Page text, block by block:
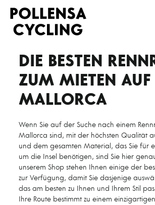
DIE BESTEN
ZUM MIETEN AUF
MALLORCA
Wenn Sie auf der Suche nach einem
Mallorca sind, mit der höchsten Qualität
und dem gesamten Material, das Sie für
um die Insel benötigen, sind Sie hier
unserem Shop stehen Ihnen einige der
zur Verfügung, damit Sie dasjenige
das am besten zu Ihnen und Ihrem Stil
Ihre Route bestimmt zu einem